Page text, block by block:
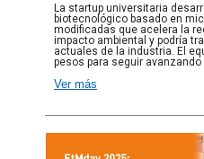
La startup universitaria
biotecnológico basado en
modificadas que acelera la
impacto ambiental y podría
actuales de la industria. El
pesos para seguir
Ver más